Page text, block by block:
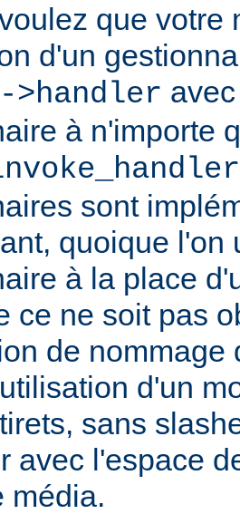
que votre
d'un
>handler
à n'importe
sont
quoique l'on
à la place
ce ne soit pas
de nommage
d'un
sans
avec l'espace
média.